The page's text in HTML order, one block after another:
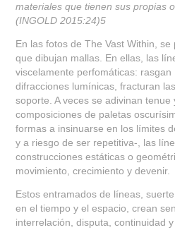
materiales que tienen sus propias
(INGOLD 2015:24)5
En las fotos de The Vast Within,
que dibujan mallas. En ellas, las
viscelamente perfomáticas:
difracciones lumínicas, fracturan
soporte. A veces se adivinan
composiciones de paletas
formas a insinuarse en los límites
y a riesgo de ser repetitiva-, las
construcciones estáticas o
movimiento, crecimiento y devenir.
Estos entramados de líneas,
en el tiempo y el espacio, crean
interrelación, disputa, continuidad